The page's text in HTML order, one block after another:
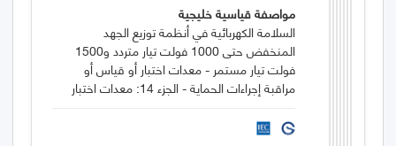
مواصفة قياسية خليجية
السلامة الكهربائية في أنظمة توزيع الجهد
المنخفض حتى 1000 فولت تيار متردد و1500
فولت تيار مستمر - معدات اختبار أو قياس أو
مراقبة إجراءات الحماية - الجزء 14: معدات اختبار